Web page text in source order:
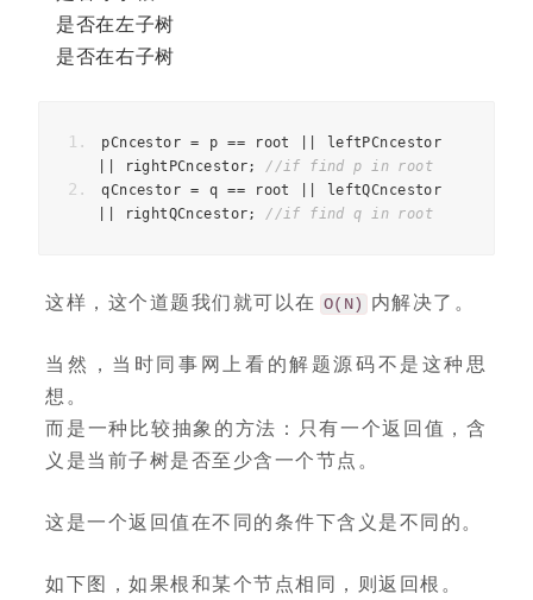
是否在左子树
是否在右子树
pCncestor = p == root
rightPCncestor;
//if find p in root
qCncestor = q == root
rightQCncestor; //if find q in root
这样，这个道题我们就可以在 O(N) 内解决了。
当然，当时同事网上看的解题源码不是这种思
想。
而是一种比较抽象的方法：只有一个返回值，含
义是当前子树是否至少含一个节点。
这是一个返回值在不同的条件下含义是不同的。
如下图，如果根和某个节点相同，则返回根。